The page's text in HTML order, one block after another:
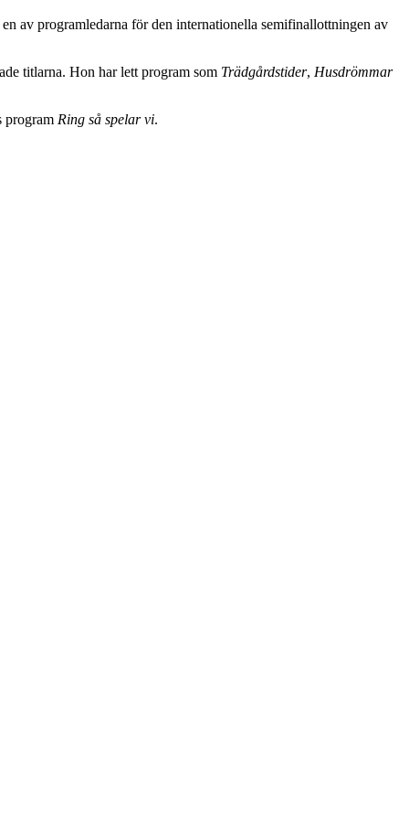
av programledarna för den internationella semifinallottningen av
titlarna. Hon har lett program som Trädgårdstider, Husdrömmar
program Ring så spelar vi.